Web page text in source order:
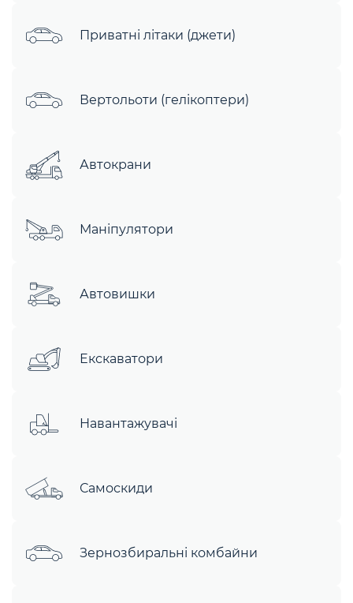
Приватні літаки (джети)
Вертольоти (гелікоптери)
Автокрани
Маніпулятори
Автовишки
Екскаватори
Навантажувачі
Самоскиди
Зернозбиральні комбайни